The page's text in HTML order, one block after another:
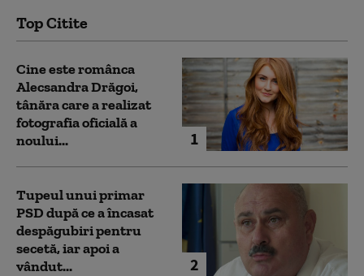
Top Citite
1
Cine este românca
Alecsandra Drăgoi,
tânăra care a realizat
fotografia oficială a
noului...
2
Tupeul unui primar
PSD după ce a încasat
despăgubiri pentru
secetă, iar apoi a
vândut...